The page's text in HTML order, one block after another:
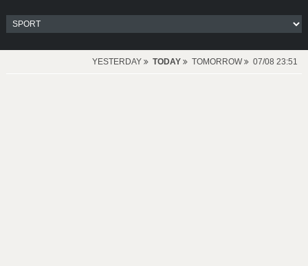
YESTERDAY TODAY TOMORROW 07/08 23:51